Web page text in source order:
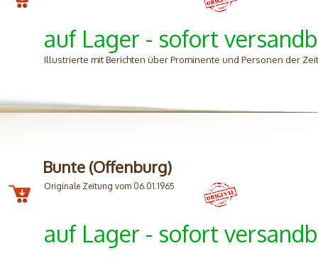
auf Lager - sofort
Illustrierte mit Berichten über Prominente und Personen der
Bunte (Offenburg)
Originale Zeitung vom 06.01.1965
auf Lager - sofort